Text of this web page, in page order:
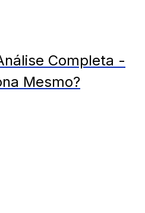
Completa -
Mesmo?